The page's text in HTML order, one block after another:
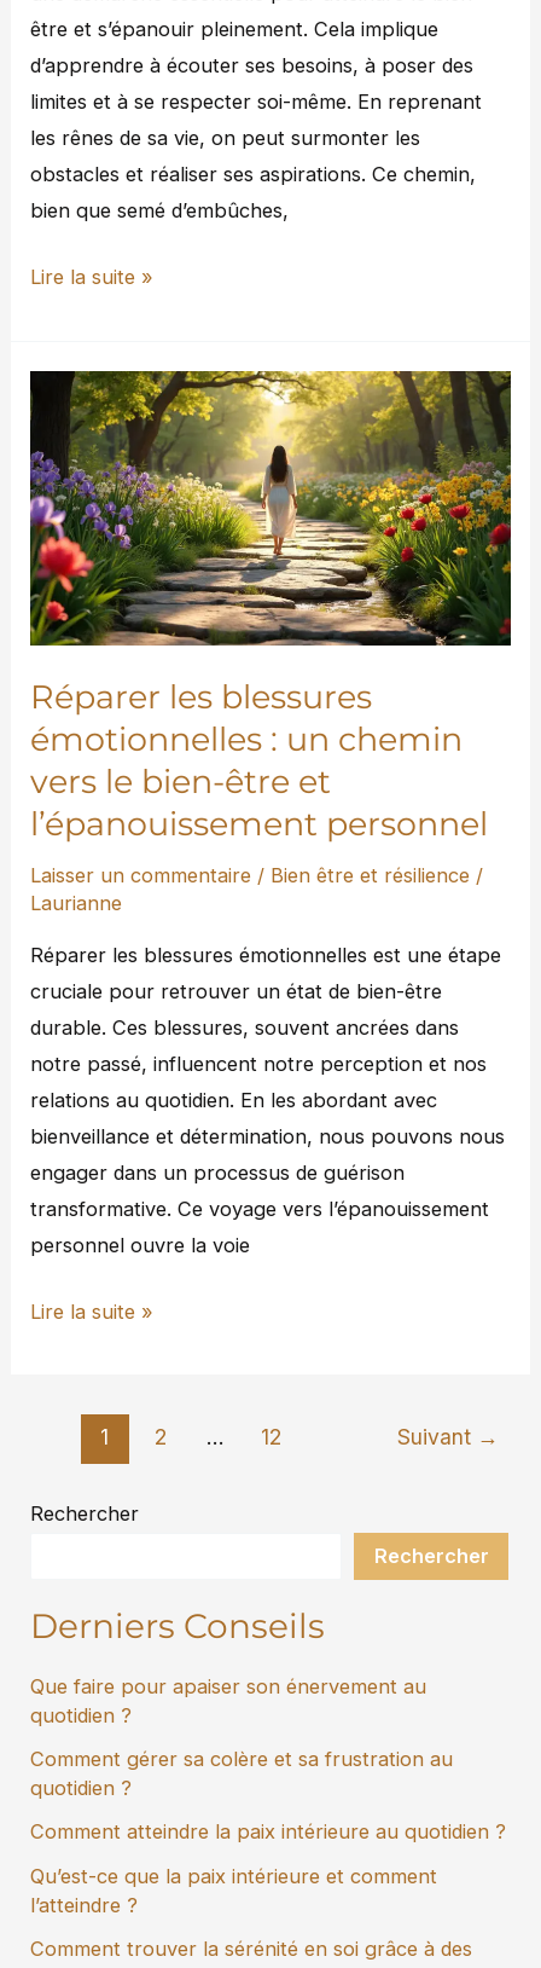
être et s’épanouir pleinement. Cela implique
d’apprendre à écouter ses besoins, à poser des
limites et à se respecter soi-même. En reprenant
les rênes de sa vie, on peut surmonter les
obstacles et réaliser ses aspirations. Ce chemin,
bien que semé d’embûches,
Lire la suite »
Réparer les blessures
émotionnelles : un chemin
vers le bien-être et
l’épanouissement personnel
Laisser un commentaire / Bien être et résilience /
Laurianne
Réparer les blessures émotionnelles est une étape
cruciale pour retrouver un état de bien-être
durable. Ces blessures, souvent ancrées dans
notre passé, influencent notre perception et nos
relations au quotidien. En les abordant avec
bienveillance et détermination, nous pouvons nous
engager dans un processus de guérison
transformative. Ce voyage vers l’épanouissement
personnel ouvre la voie
Réparer
les
blessures
émotionnelles
:
un
chemin
vers
bien-
être
et
l’épanouissement
Lire la suite »
1 2 … 12 Suivant →
Rechercher
Rechercher
Derniers Conseils
Que faire pour apaiser son énervement au
quotidien ?
Comment gérer sa colère et sa frustration au
quotidien ?
Comment atteindre la paix intérieure au quotidien ?
Qu’est-ce que la paix intérieure et comment
l’atteindre ?
Comment trouver la sérénité en soi grâce à des